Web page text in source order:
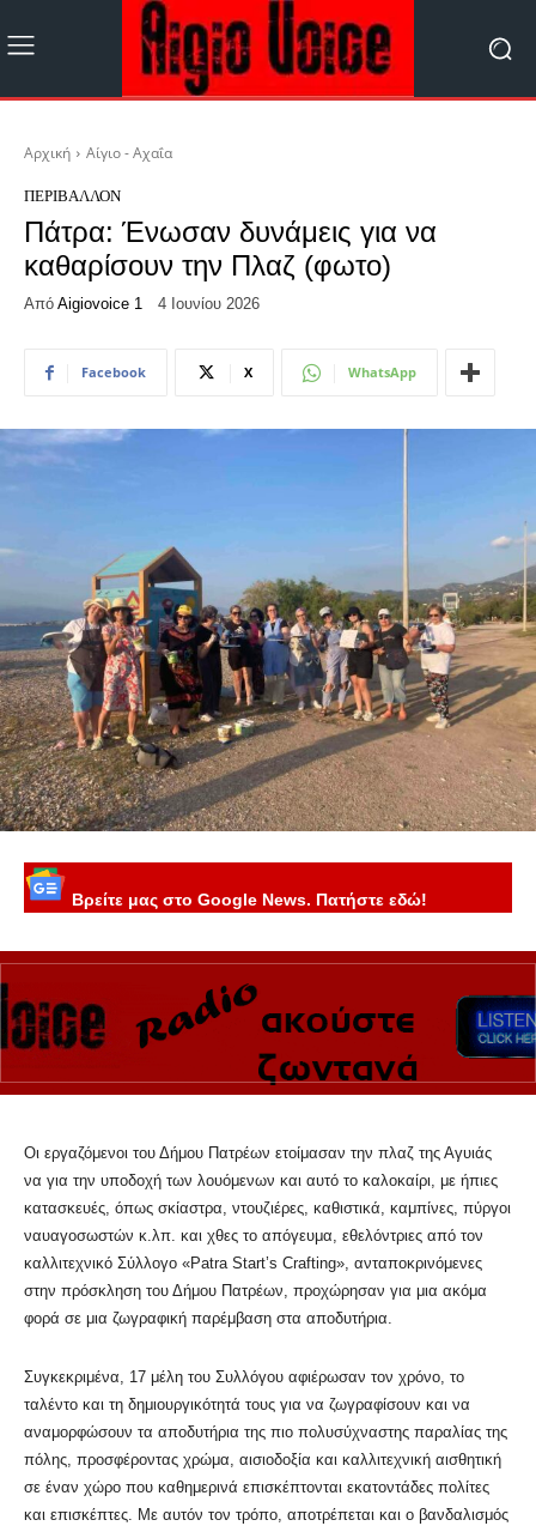
Αρχική Αίγιο - Αχαΐα
ΠΕΡΙΒΆΛΛΟΝ
Πάτρα: Ένωσαν δυνάμεις για να
καθαρίσουν την Πλαζ (φωτο)
Από Aigiovoice 1 4 Ιουνίου 2026
Facebook X WhatsApp
Βρείτε μας στο Google News. Πατήστε εδώ!
Οι εργαζόμενοι του Δήμου Πατρέων ετοίμασαν την πλαζ της Αγυιάς
να για την υποδοχή των λουόμενων και αυτό το καλοκαίρι, με ήπιες
κατασκευές, όπως σκίαστρα, ντουζιέρες, καθιστικά, καμπίνες, πύργοι
ναυαγοσωστών κ.λπ. και χθες το απόγευμα, εθελόντριες από τον
καλλιτεχνικό Σύλλογο «Patra Start’s Crafting», ανταποκρινόμενες
στην πρόσκληση του Δήμου Πατρέων, προχώρησαν για μια ακόμα
φορά σε μια ζωγραφική παρέμβαση στα αποδυτήρια.
Συγκεκριμένα, 17 μέλη του Συλλόγου αφιέρωσαν τον χρόνο, το
ταλέντο και τη δημιουργικότητά τους για να ζωγραφίσουν και να
αναμορφώσουν τα αποδυτήρια της πιο πολυσύχναστης παραλίας της
πόλης, προσφέροντας χρώμα, αισιοδοξία και καλλιτεχνική αισθητική
σε έναν χώρο που καθημερινά επισκέπτονται εκατοντάδες πολίτες
και επισκέπτες. Με αυτόν τον τρόπο, αποτρέπεται και ο βανδαλισμός